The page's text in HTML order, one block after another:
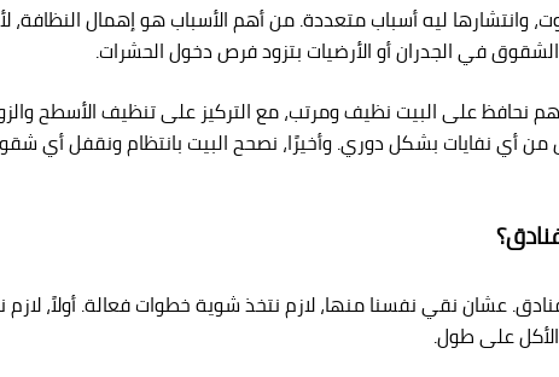
وانتشارها ليه أسباب متعددة. من أهم الأسباب هو إهمال النظافة،
في الجدران أو الأرضيات بتزود فرص دخول الحشرات.
نحافظ على البيت نظيف ومرتب، مع التركيز على تنظيف الأسطح
من أي نفايات بشكل دوري. وأخيرًا، نصحح البيت بانتظام ونقفل أي
عشان نقي نفسنا منها، لازم نتخذ شوية خطوات فعالة. أولاً، لازم
على طول.